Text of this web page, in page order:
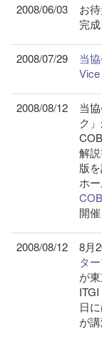
2008/06/03
お
完
2008/07/29
当
Vice
2008/08/12
当
ク
解
版
ホ
開催
2008/08/12 8月
タ
が
日
が